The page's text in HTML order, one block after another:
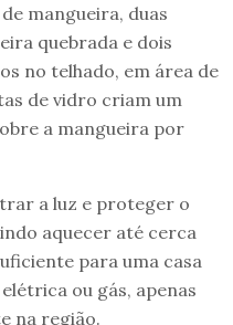
mangueira, duas
quebrada e dois
no telhado, em área de
de vidro criam um
a mangueira por
a luz e proteger o
aquecer até cerca
para uma casa
ou gás, apenas
na região.